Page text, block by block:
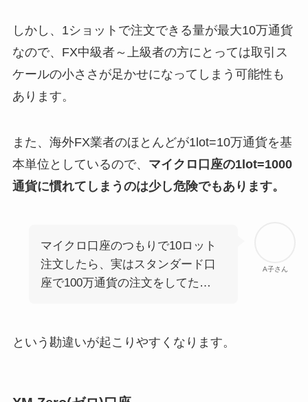
しかし、1ショットで注文できる量が最大10万通貨
なので、FX中級者～上級者の方にとっては取引ス
ケールの小ささが足かせになってしまう可能性も
あります。
また、海外FX業者のほとんどが1lot=10万通貨を基
本単位としているので、 マイクロ口座の1lot=1000
通貨に慣れてしまうのは少し危険でもあります。
A子さん
マイクロ口座のつもりで10ロット
注文したら、実はスタンダード口
座で100万通貨の注文をしてた…
という勘違いが起こりやすくなります。